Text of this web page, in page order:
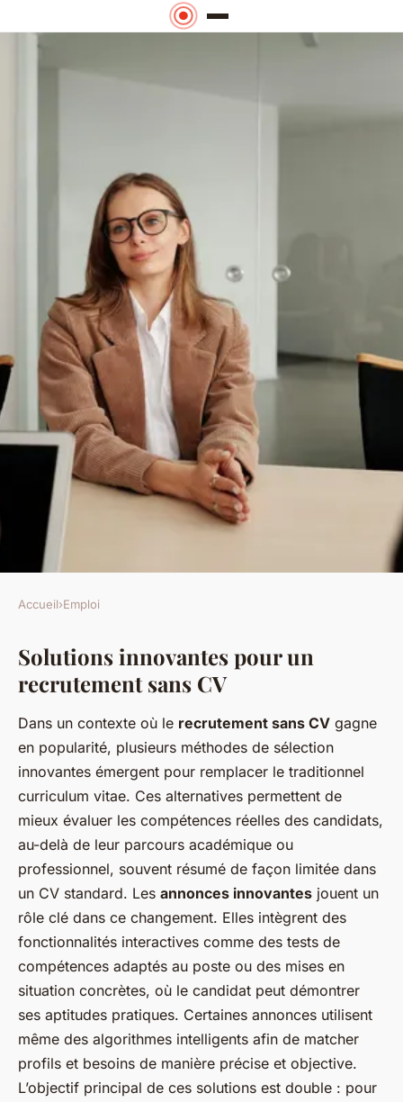
Recrutement Révolutionnaire
: Dites Adieu aux CV avec Nos
Annonces Innovantes
Samuel 8 mai 2025
Accueil›Emploi
Solutions innovantes pour un
recrutement sans CV
Dans un contexte où le recrutement sans CV gagne
en popularité, plusieurs méthodes de sélection
innovantes émergent pour remplacer le traditionnel
curriculum vitae. Ces alternatives permettent de
mieux évaluer les compétences réelles des candidats,
au-delà de leur parcours académique ou
professionnel, souvent résumé de façon limitée dans
un CV standard. Les annonces innovantes jouent un
rôle clé dans ce changement. Elles intègrent des
fonctionnalités interactives comme des tests de
compétences adaptés au poste ou des mises en
situation concrètes, où le candidat peut démontrer
ses aptitudes pratiques. Certaines annonces utilisent
même des algorithmes intelligents afin de matcher
profils et besoins de manière précise et objective.
L’objectif principal de ces solutions est double : pour